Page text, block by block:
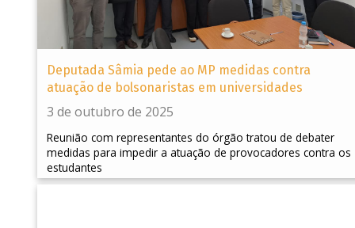
Deputada Sâmia pede ao MP medidas contra
atuação de bolsonaristas em universidades
3 de outubro de 2025
Reunião com representantes do órgão tratou de debater
medidas para impedir a atuação de provocadores contra os
estudantes